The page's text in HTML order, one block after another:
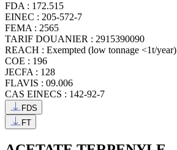
FDA : 172.515
EINEC : 205-572-7
FEMA : 2565
TARIF DOUANIER : 2915390090
REACH : Exempted (low tonnage <1t/year)
COE : 196
JECFA : 128
FLAVIS : 09.006
CAS EINECS : 142-92-7
FDS
FT